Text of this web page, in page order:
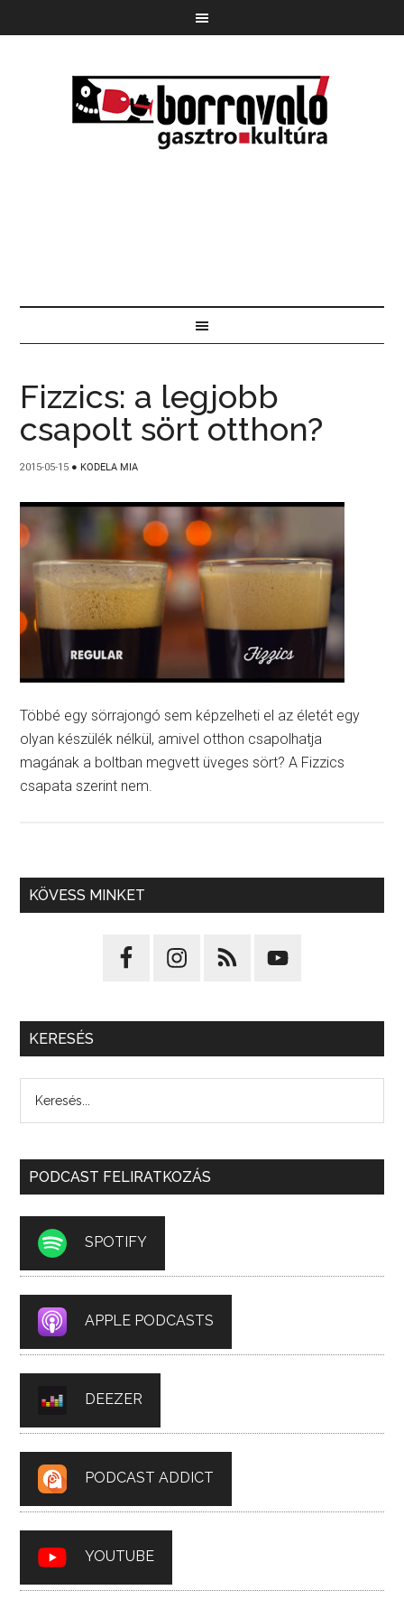
Fizzics: a legjobb
csapolt sört otthon?
2015-05-15 ● KODELA MIA
Többé egy sörrajongó sem képzelheti el az életét egy
olyan készülék nélkül, amivel otthon csapolhatja
magának a boltban megvett üveges sört? A Fizzics
csapata szerint nem.
KÖVESS MINKET
KERESÉS
PODCAST FELIRATKOZÁS
SPOTIFY
APPLE PODCASTS
DEEZER
PODCAST ADDICT
YOUTUBE